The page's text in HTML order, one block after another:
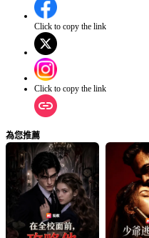
封殺陳家，把這對男女從雲端直接踩
在絕望中刺傷他入獄時，顧臨已帶著
的能徹底擺脫那段不堪的過往嗎？
Click to copy the link
Click to copy the link
為您推薦